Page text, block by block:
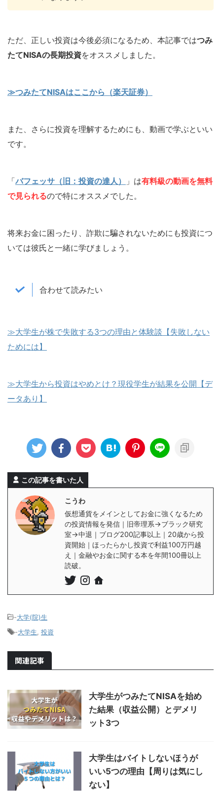
ただ、正しい投資は今後必須になるため、本記事ではつみ
たてNISAの長期投資をオススメしました。
≫つみたてNISAはここから（楽天証券）
また、さらに投資を理解するためにも、動画で学ぶといい
です。
「バフェッサ（旧：投資の達人） 」は有料級の動画を無料
で見られるので特にオススメでした。
将来お金に困ったり、詐欺に騙されないためにも投資につ
いては彼氏と一緒に学びましょう。
合わせて読みたい
≫大学生が株で失敗する3つの理由と体験談【失敗しない
ためには】
≫大学生から投資はやめとけ？現役学生が結果を公開【デ
ータあり】
この記事を書いた人
こうわ
仮想通貨をメインとしてお金に強くなるため
の投資情報を発信｜旧帝理系→ブラック研究
室→中退｜ブログ200記事以上｜20歳から投
資開始｜ほったらかし投資で利益100万円越
え｜金融やお金に関する本を年間100冊以上
読破。
-大学(院)生
-大学生 投資
関連記事
大学生がつみたてNISAを始め
た結果（収益公開）とデメリ
ット3つ
大学生はバイトしないほうが
いい5つの理由【周りは気にし
ない】